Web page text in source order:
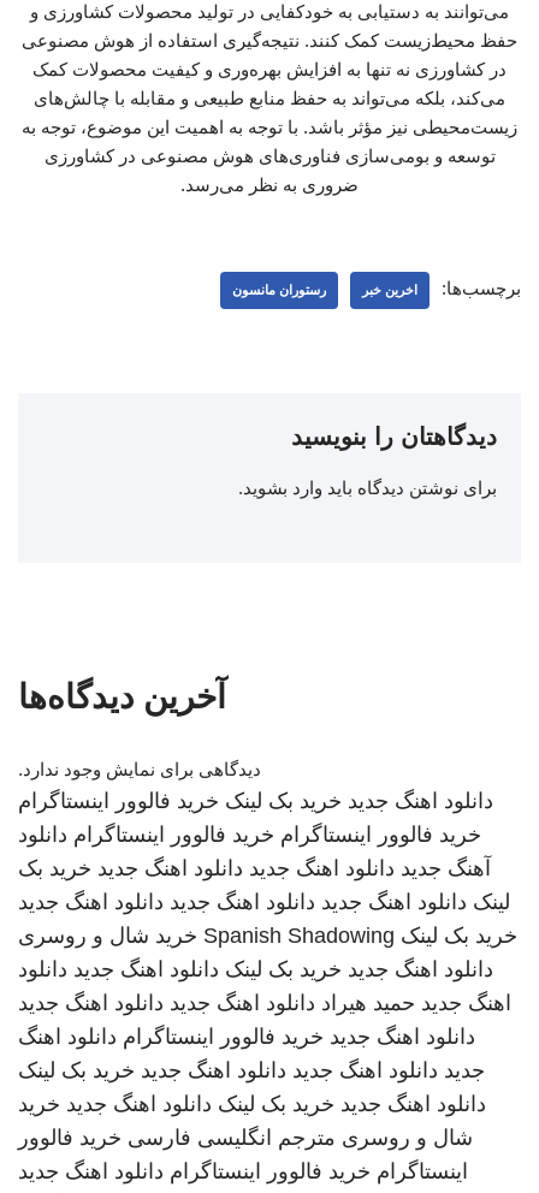
می‌توانند به دستیابی به خودکفایی در تولید محصولات کشاورزی و
حفظ محیط‌زیست کمک کنند. نتیجه‌گیری استفاده از هوش مصنوعی
در کشاورزی نه تنها به افزایش بهره‌وری و کیفیت محصولات کمک
می‌کند، بلکه می‌تواند به حفظ منابع طبیعی و مقابله با چالش‌های
زیست‌محیطی نیز مؤثر باشد. با توجه به اهمیت این موضوع، توجه به
توسعه و بومی‌سازی فناوری‌های هوش مصنوعی در کشاورزی
ضروری به نظر می‌رسد.
برچسب‌ها: اخرین خبر رستوران مانسون
دیدگاهتان را بنویسید
برای نوشتن دیدگاه باید وارد بشوید.
آخرین دیدگاه‌ها
دیدگاهی برای نمایش وجود ندارد.
دانلود اهنگ جدید خرید بک لینک خرید فالوور اینستاگرام
خرید فالوور اینستاگرام خرید فالوور اینستاگرام دانلود
آهنگ جدید دانلود اهنگ جدید دانلود اهنگ جدید خرید بک
لینک دانلود اهنگ جدید دانلود اهنگ جدید دانلود اهنگ جدید
خرید بک لینک Spanish Shadowing خرید شال و روسری
دانلود اهنگ جدید خرید بک لینک دانلود اهنگ جدید دانلود
اهنگ جدید حمید هیراد دانلود اهنگ جدید دانلود اهنگ جدید
دانلود اهنگ جدید خرید فالوور اینستاگرام دانلود اهنگ
جدید دانلود اهنگ جدید دانلود اهنگ جدید خرید بک لینک
دانلود اهنگ جدید خرید بک لینک دانلود اهنگ جدید خرید
شال و روسری مترجم انگلیسی فارسی خرید فالوور
اینستاگرام خرید فالوور اینستاگرام دانلود اهنگ جدید